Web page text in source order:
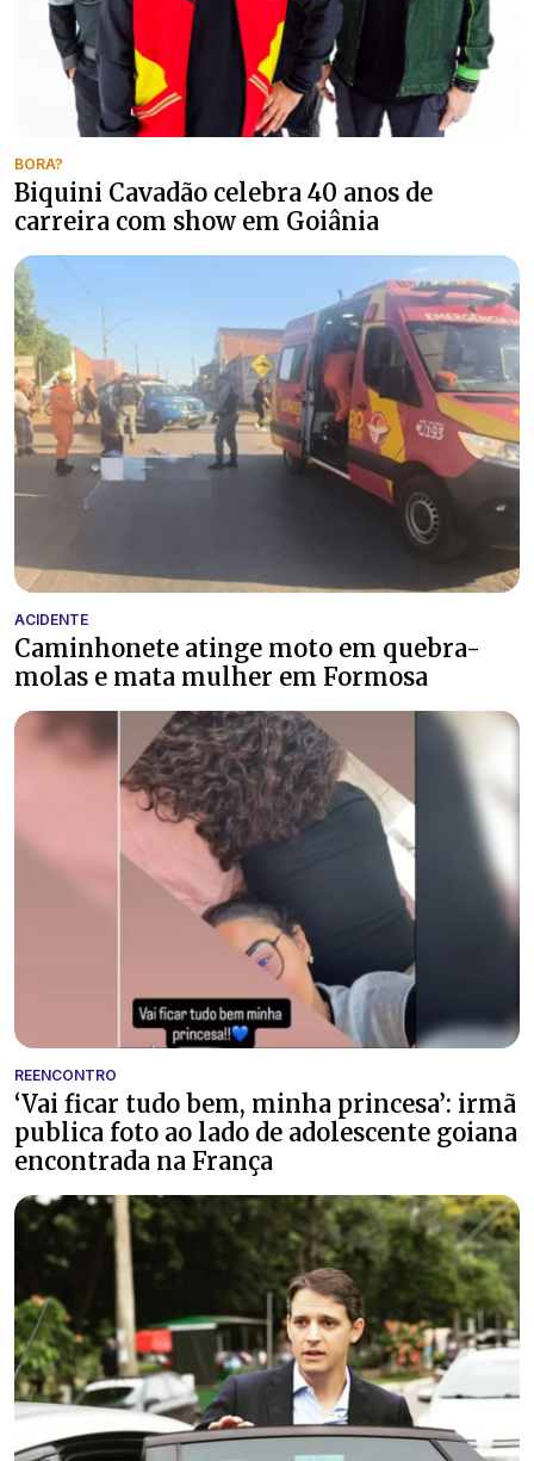
BORA?
Biquini Cavadão celebra 40 anos de
carreira com show em Goiânia
ACIDENTE
Caminhonete atinge moto em quebra-
molas e mata mulher em Formosa
REENCONTRO
‘Vai ficar tudo bem, minha princesa’: irmã
publica foto ao lado de adolescente goiana
encontrada na França